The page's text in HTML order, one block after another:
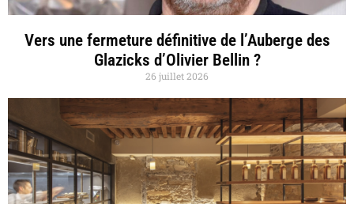
Vers une fermeture définitive de l’Auberge des
Glazicks d’Olivier Bellin ?
26 juillet 2026